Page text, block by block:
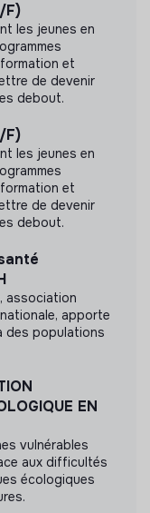
F)
les jeunes en
formation et
de devenir
debout.
F)
les jeunes en
formation et
de devenir
debout.
association
apporte
des populations
EN
vulnérables
aux difficultés
écologiques